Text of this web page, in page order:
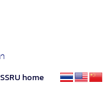
SSRU home